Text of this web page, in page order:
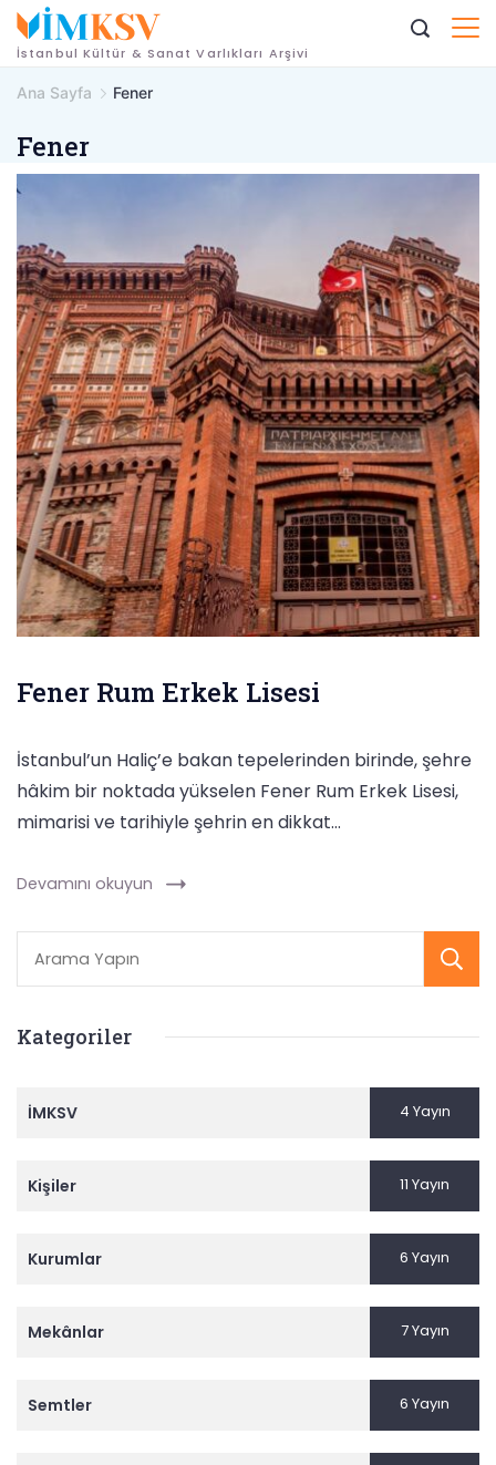
İçeriğe
geçİstanbul Kültür & Sanat Varlıkları Arşivi
Ana Sayfa Fener
Fener
fener
erkek
lisesi
Fener Rum Erkek Lisesi
İstanbul’un Haliç’e bakan tepelerinden birinde, şehre
hâkim bir noktada yükselen Fener Rum Erkek Lisesi,
mimarisi ve tarihiyle şehrin en dikkat…
Devamını okuyun
Kategoriler
İMKSV 4 Yayın
Kişiler 11 Yayın
Kurumlar 6 Yayın
Mekânlar 7 Yayın
Semtler 6 Yayın